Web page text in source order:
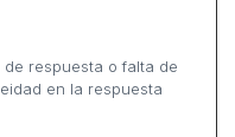
de respuesta o falta de
en la respuesta